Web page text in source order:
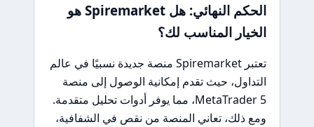
الحكم النهائي: هل Spiremarket هو
الخيار المناسب لك؟
تعتبر Spiremarket منصة جديدة نسبيًا في عالم
التداول، حيث تقدم إمكانية الوصول إلى منصة
MetaTrader 5، مما يوفر أدوات تحليل متقدمة.
ومع ذلك، تعاني المنصة من نقص في الشفافية،